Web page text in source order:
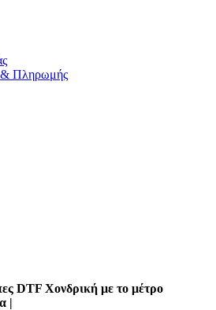
& Πληρωμής
DTF Χονδρική με το μέτρο
|